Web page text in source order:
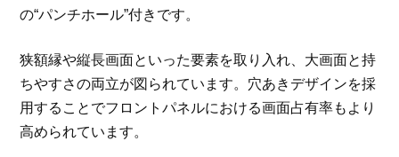
の“パンチホール”付きです。
狭額縁や縦長画面といった要素を取り入れ、大画面と持
ちやすさの両立が図られています。穴あきデザインを採
用することでフロントパネルにおける画面占有率もより
高められています。